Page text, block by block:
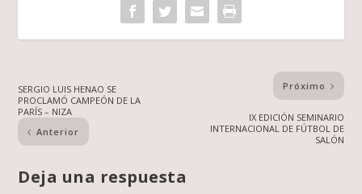
SERGIO LUIS HENAO SE
PROCLAMÓ CAMPEÓN DE LA
PARÍS – NIZA
Anterior
Próximo
IX EDICIÓN SEMINARIO
INTERNACIONAL DE FÚTBOL DE
SALÓN
Deja una respuesta